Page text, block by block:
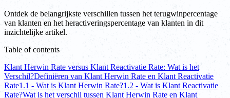
Ontdek de belangrijkste verschillen tussen het terugwinpercentage
van klanten en het heractiveringspercentage van klanten in dit
inzichtelijke artikel.
Table of contents
Klant Herwin Rate versus Klant Reactivatie Rate: Wat is het
Verschil?Definiëren van Klant Herwin Rate en Klant Reactivatie
Rate1.1 - Wat is Klant Herwin Rate?1.2 - Wat is Klant Reactivatie
Rate?Wat is het verschil tussen Klant Herwin Rate en Klant